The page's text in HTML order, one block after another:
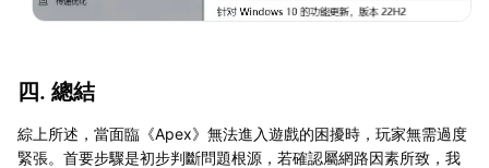
四. 總結
綜上所述，當面臨《Apex》無法進入遊戲的困擾時，玩家無需過度
緊張。首要步驟是初步判斷問題根源，若確認屬網路因素所致，我